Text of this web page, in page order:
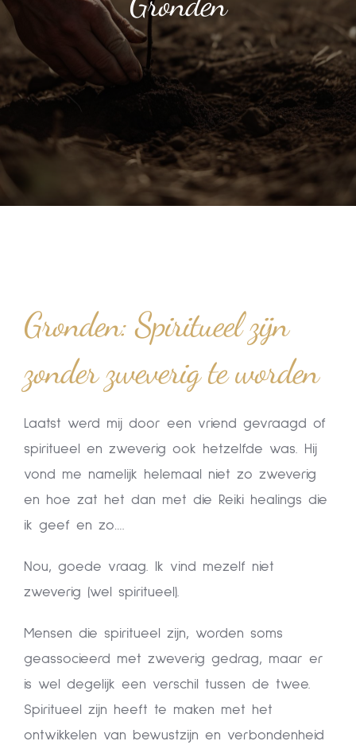
Klankschalen
Opleidingen & Cirkels
Over Mij
Human Design
Klankschalen
Opleidingen & Cirkels
Over Mij
Gronden: Spiritueel zijn
zonder zweverig te worden
Laatst werd mij door een vriend gevraagd of
spiritueel en zweverig ook hetzelfde was. Hij
vond me namelijk helemaal niet zo zweverig
en hoe zat het dan met die Reiki healings die
ik geef en zo….
Nou, goede vraag. Ik vind mezelf niet
zweverig (wel spiritueel).
Mensen die spiritueel zijn, worden soms
geassocieerd met zweverig gedrag, maar er
is wel degelijk een verschil tussen de twee.
Spiritueel zijn heeft te maken met het
ontwikkelen van bewustzijn en verbondenheid